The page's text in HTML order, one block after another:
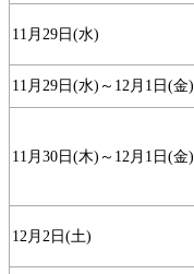
11月29日(水)
11月29日(水)～12月1日(金)
11月30日(木)～12月1日(金)
12月2日(土)